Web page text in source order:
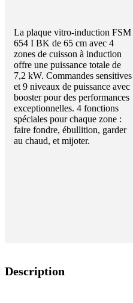
La plaque vitro-induction FSM
654 I BK de 65 cm avec 4
zones de cuisson à induction
offre une puissance totale de
7,2 kW. Commandes sensitives
et 9 niveaux de puissance avec
booster pour des performances
exceptionnelles. 4 fonctions
spéciales pour chaque zone :
faire fondre, ébullition, garder
au chaud, et mijoter.
Description